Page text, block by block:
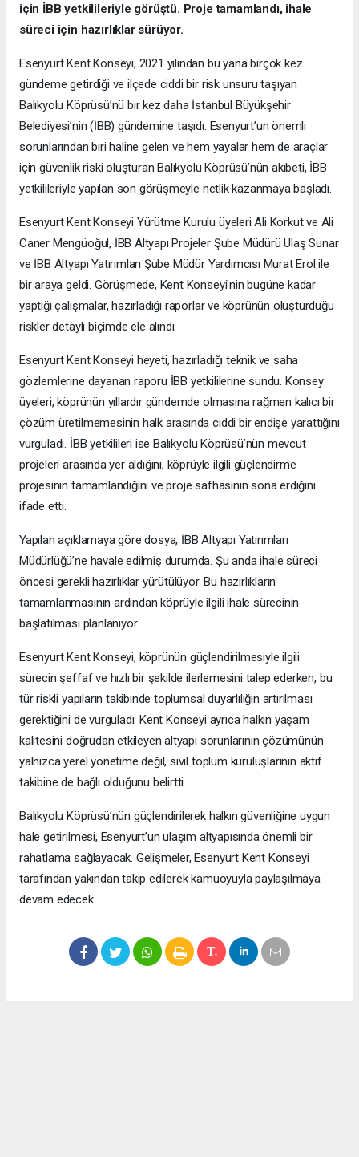
için İBB yetkilileriyle görüştü. Proje tamamlandı, ihale
süreci için hazırlıklar sürüyor.
Esenyurt Kent Konseyi, 2021 yılından bu yana birçok kez
gündeme getirdiği ve ilçede ciddi bir risk unsuru taşıyan
Balıkyolu Köprüsü’nü bir kez daha İstanbul Büyükşehir
Belediyesi’nin (İBB) gündemine taşıdı. Esenyurt’un önemli
sorunlarından biri haline gelen ve hem yayalar hem de araçlar
için güvenlik riski oluşturan Balıkyolu Köprüsü’nün akıbeti, İBB
yetkilileriyle yapılan son görüşmeyle netlik kazanmaya başladı.
Esenyurt Kent Konseyi Yürütme Kurulu üyeleri Ali Korkut ve Ali
Caner Mengüoğul, İBB Altyapı Projeler Şube Müdürü Ulaş Sunar
ve İBB Altyapı Yatırımları Şube Müdür Yardımcısı Murat Erol ile
bir araya geldi. Görüşmede, Kent Konseyi'nin bugüne kadar
yaptığı çalışmalar, hazırladığı raporlar ve köprünün oluşturduğu
riskler detaylı biçimde ele alındı.
Esenyurt Kent Konseyi heyeti, hazırladığı teknik ve saha
gözlemlerine dayanan raporu İBB yetkililerine sundu. Konsey
üyeleri, köprünün yıllardır gündemde olmasına rağmen kalıcı bir
çözüm üretilmemesinin halk arasında ciddi bir endişe yarattığını
vurguladı. İBB yetkilileri ise Balıkyolu Köprüsü’nün mevcut
projeleri arasında yer aldığını, köprüyle ilgili güçlendirme
projesinin tamamlandığını ve proje safhasının sona erdiğini
ifade etti.
Yapılan açıklamaya göre dosya, İBB Altyapı Yatırımları
Müdürlüğü’ne havale edilmiş durumda. Şu anda ihale süreci
öncesi gerekli hazırlıklar yürütülüyor. Bu hazırlıkların
tamamlanmasının ardından köprüyle ilgili ihale sürecinin
başlatılması planlanıyor.
Esenyurt Kent Konseyi, köprünün güçlendirilmesiyle ilgili
sürecin şeffaf ve hızlı bir şekilde ilerlemesini talep ederken, bu
tür riskli yapıların takibinde toplumsal duyarlılığın artırılması
gerektiğini de vurguladı. Kent Konseyi ayrıca halkın yaşam
kalitesini doğrudan etkileyen altyapı sorunlarının çözümünün
yalnızca yerel yönetime değil, sivil toplum kuruluşlarının aktif
takibine de bağlı olduğunu belirtti.
Balıkyolu Köprüsü’nün güçlendirilerek halkın güvenliğine uygun
hale getirilmesi, Esenyurt’un ulaşım altyapısında önemli bir
rahatlama sağlayacak. Gelişmeler, Esenyurt Kent Konseyi
tarafından yakından takip edilerek kamuoyuyla paylaşılmaya
devam edecek.